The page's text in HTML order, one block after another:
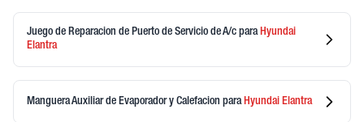
Juego de Reparacion de Puerto de Servicio de A/c paraHyundai
Elantra
Manguera Auxiliar de Evaporador y Calefacion para Hyundai Elantra